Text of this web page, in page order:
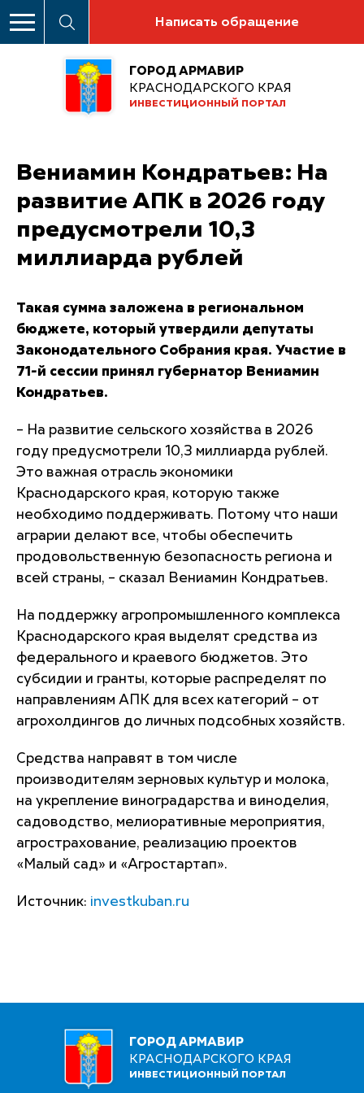
Написать обращение
ГОРОД АРМАВИР
КРАСНОДАРСКОГО КРАЯ
ИНВЕСТИЦИОННЫЙ ПОРТАЛ
Вениамин Кондратьев: На
развитие АПК в 2026 году
предусмотрели 10,3
миллиарда рублей
Такая сумма заложена в региональном
бюджете, который утвердили депутаты
Законодательного Собрания края. Участие в
71-й сессии принял губернатор Вениамин
Кондратьев.
– На развитие сельского хозяйства в 2026
году предусмотрели 10,3 миллиарда рублей.
Это важная отрасль экономики
Краснодарского края, которую также
необходимо поддерживать. Потому что наши
аграрии делают все, чтобы обеспечить
продовольственную безопасность региона и
всей страны, – сказал Вениамин Кондратьев.
На поддержку агропромышленного комплекса
Краснодарского края выделят средства из
федерального и краевого бюджетов. Это
субсидии и гранты, которые распределят по
направлениям АПК для всех категорий – от
агрохолдингов до личных подсобных хозяйств.
Средства направят в том числе
производителям зерновых культур и молока,
на укрепление виноградарства и виноделия,
садоводство, мелиоративные мероприятия,
агрострахование, реализацию проектов
«Малый сад» и «Агростартап».
Источник: investkuban.ru
ГОРОД АРМАВИР
КРАСНОДАРСКОГО КРАЯ
ИНВЕСТИЦИОННЫЙ ПОРТАЛ